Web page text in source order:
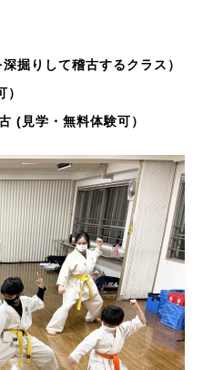
掘りして稽古するクラス）
(見学・無料体験可）